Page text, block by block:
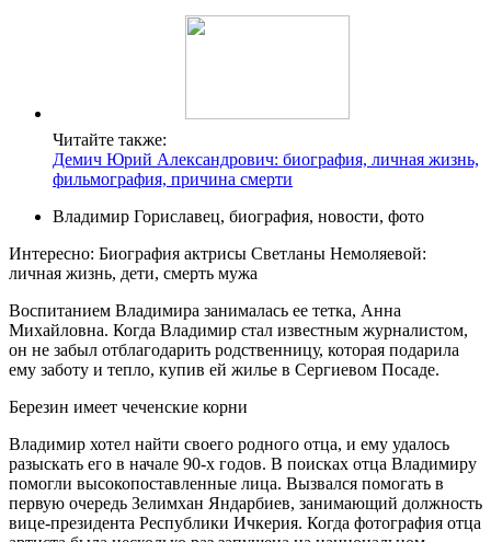
Читайте также:
Демич Юрий Александрович: биография, личная жизнь,
фильмография, причина смерти
Владимир Гориславец, биография, новости, фото
Интересно: Биография актрисы Светланы Немоляевой:
личная жизнь, дети, смерть мужа
Воспитанием Владимира занималась ее тетка, Анна
Михайловна. Когда Владимир стал известным журналистом,
он не забыл отблагодарить родственницу, которая подарила
ему заботу и тепло, купив ей жилье в Сергиевом Посаде.
Березин имеет чеченские корни
Владимир хотел найти своего родного отца, и ему удалось
разыскать его в начале 90-х годов. В поисках отца Владимиру
помогли высокопоставленные лица. Вызвался помогать в
первую очередь Зелимхан Яндарбиев, занимающий должность
вице-президента Республики Ичкерия. Когда фотография отца